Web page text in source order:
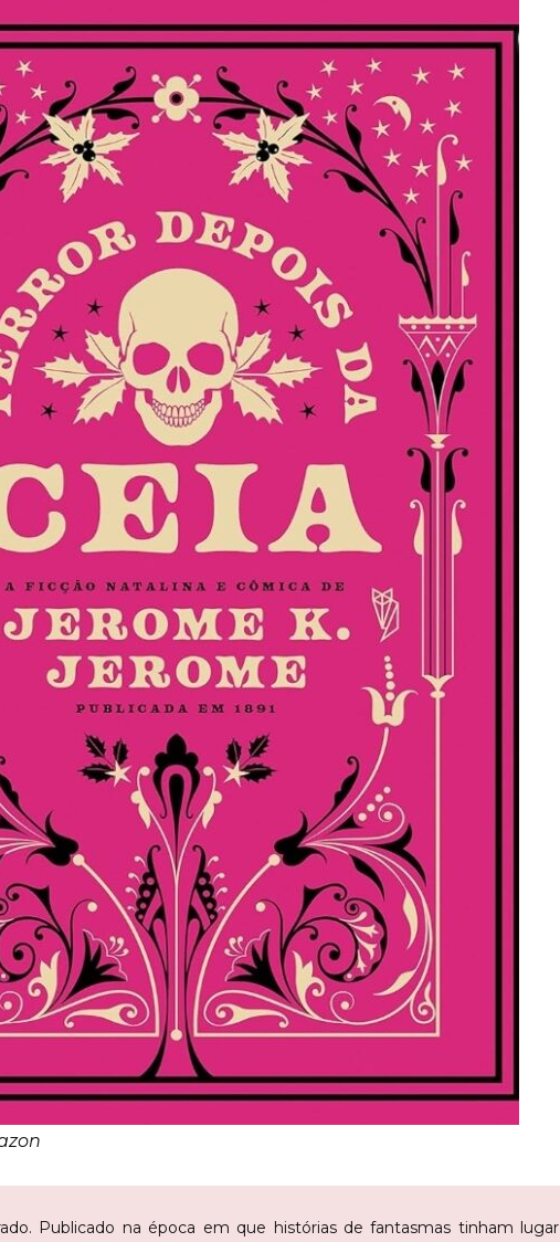
Publicado na época em que histórias de fantasmas tinham lugar